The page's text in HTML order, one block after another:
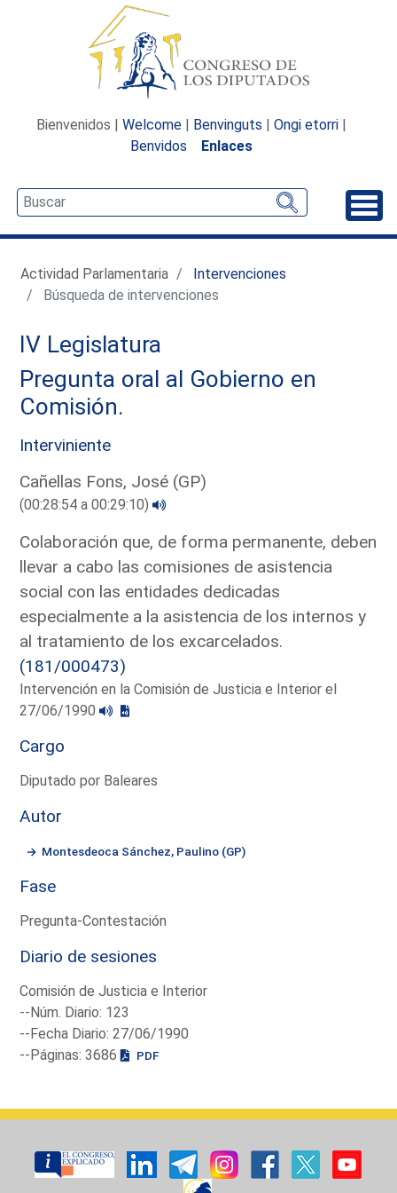
Bienvenidos | Welcome | Benvinguts | Ongi etorri |
Benvidos
Enlaces
Actividad Parlamentaria
Intervenciones
Búsqueda de intervenciones
IV Legislatura
Pregunta oral al Gobierno en
Comisión.
Interviniente
Cañellas Fons, José (GP)
(00:28:54 a 00:29:10)
Colaboración que, de forma permanente, deben
llevar a cabo las comisiones de asistencia
social con las entidades dedicadas
especialmente a la asistencia de los internos y
al tratamiento de los excarcelados.
(181/000473)
Intervención en la Comisión de Justicia e Interior el
27/06/1990
Cargo
Diputado por Baleares
Autor
Montesdeoca Sánchez, Paulino (GP)
Fase
Pregunta-Contestación
Diario de sesiones
Comisión de Justicia e Interior
--Núm. Diario: 123
--Fecha Diario: 27/06/1990
--Páginas: 3686
PDF